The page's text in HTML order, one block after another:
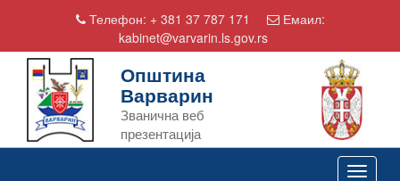
Телефон: + 381 37 787 171
Емаил:
kabinet@varvarin.ls.gov.rs
Општина
Варварин
Званична веб
презентација
Toggle